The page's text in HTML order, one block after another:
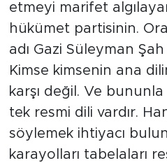
etmeyi marifet
hükümet partisinin.
adı Gazi Süleyman
Kimse kimsenin ana
karşı değil. Ve
tek resmi dili vardır.
söylemek ihtiyacı
karayolları tabelaları